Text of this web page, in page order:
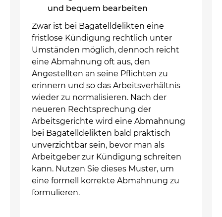
und bequem bearbeiten
Zwar ist bei Bagatelldelikten eine
fristlose Kündigung rechtlich unter
Umständen möglich, dennoch reicht
eine Abmahnung oft aus, den
Angestellten an seine Pflichten zu
erinnern und so das Arbeitsverhältnis
wieder zu normalisieren. Nach der
neueren Rechtsprechung der
Arbeitsgerichte wird eine Abmahnung
bei Bagatelldelikten bald praktisch
unverzichtbar sein, bevor man als
Arbeitgeber zur Kündigung schreiten
kann. Nutzen Sie dieses Muster, um
eine formell korrekte Abmahnung zu
formulieren.